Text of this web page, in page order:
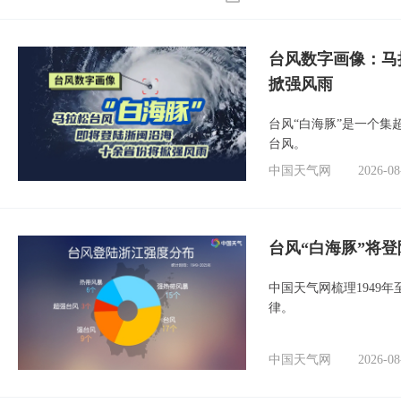
台风数字画像：
掀强风雨
台风“白海豚”是一个集
台风。
中国天气网
2026-
台风“白海豚”将
中国天气网梳理1949年
律。
中国天气网 2026-